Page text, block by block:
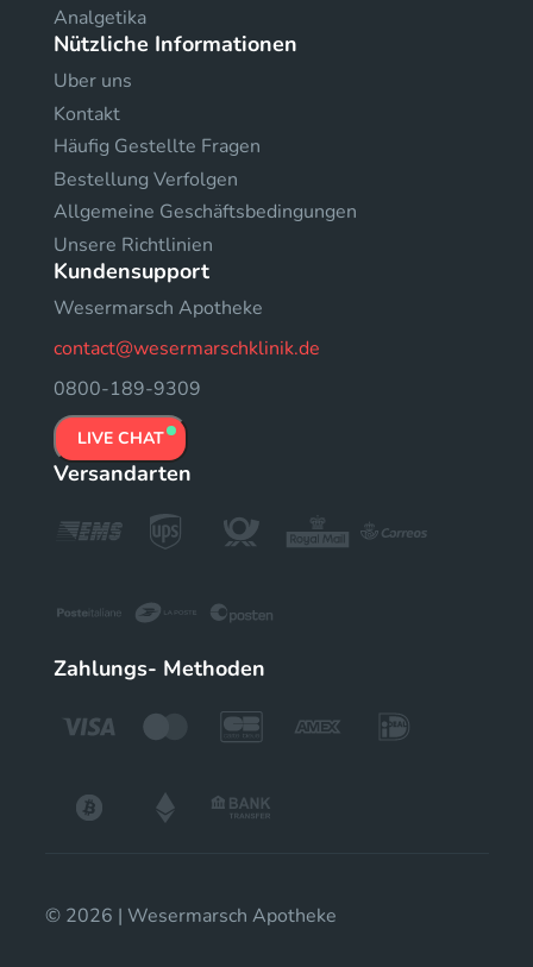
Analgetika
Nützliche Informationen
Uber uns
Kontakt
Häufig Gestellte Fragen
Bestellung Verfolgen
Allgemeine Geschäftsbedingungen
Unsere Richtlinien
Kundensupport
Wesermarsch Apotheke
contact@wesermarschklinik.de
0800-189-9309
LIVE CHAT
Versandarten
Zahlungs- Methoden
© 2026 | Wesermarsch Apotheke